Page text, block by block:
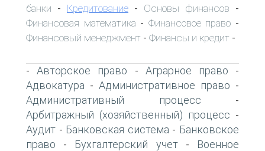
банки - Кредитование - Основы финансов -
Финансовая математика - Финансовое право -
Финансовый менеджмент - Финансы и кредит -
-Авторское право - Аграрное право -
Адвокатура - Административное право -
Административный процесс -
Арбитражный (хозяйственный) процесс -
Аудит - Банковская система - Банковское
право - Бухгалтерский учет-
Военное